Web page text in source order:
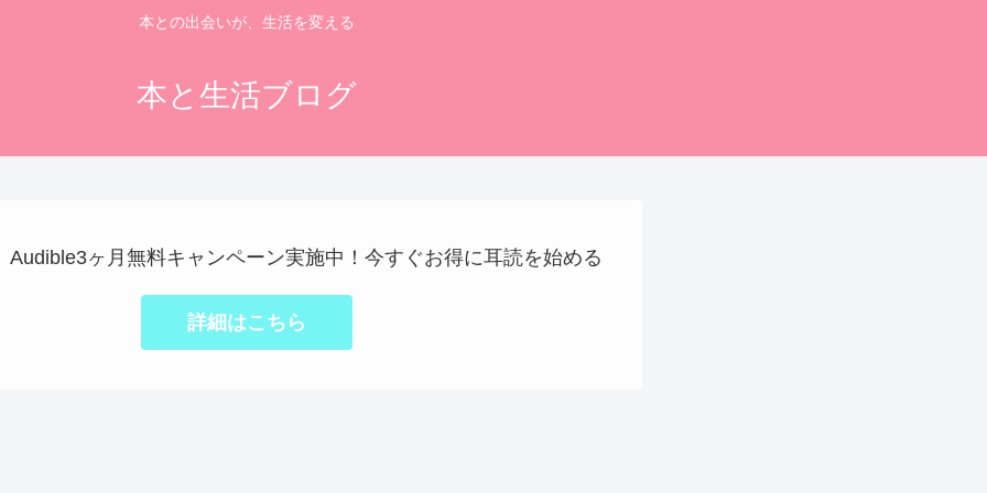
本との出会いが、生活を変える
本と生活ブログ
Audible3ヶ月無料キャンペーン実施中！今すぐお得に耳読を始める
詳細はこちら